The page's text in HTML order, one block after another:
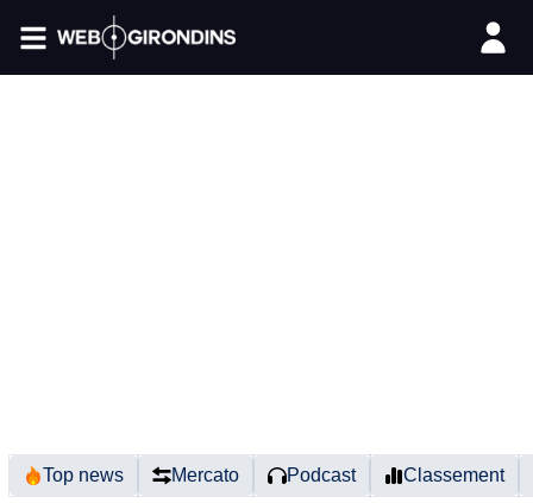
Top news Mercato Podcast Classement